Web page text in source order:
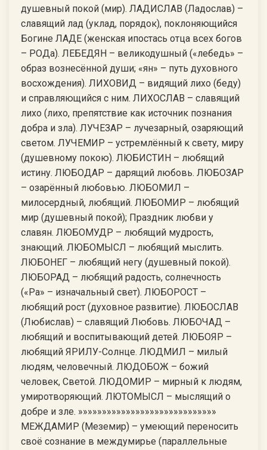
душевный покой (мир). ЛАДИСЛАВ (Ладослав) –
славящий лад (уклад, порядок), поклоняющийся
Богине ЛАДЕ (женская ипостась отца всех богов
– РОДа). ЛЕБЕДЯН – великодушный («лебедь» –
образ вознесённой души; «ян» – путь духовного
восхождения). ЛИХОВИД – видящий лихо (беду)
и справляющийся с ним. ЛИХОСЛАВ – славящий
лихо (лихо, препятствие как источник познания
добра и зла). ЛУЧЕЗАР – лучезарный, озаряющий
светом. ЛУЧЕМИР – устремлённый к свету, миру
(душевному покою). ЛЮБИСТИН – любящий
истину. ЛЮБОДАР – дарящий любовь. ЛЮБОЗАР
– озарённый любовью. ЛЮБОМИЛ –
милосердный, любящий. ЛЮБОМИР – любящий
мир (душевный покой); Праздник любви у
славян. ЛЮБОМУДР – любящий мудрость,
знающий. ЛЮБОМЫСЛ – любящий мыслить.
ЛЮБОНЕГ – любящий негу (душевный покой).
ЛЮБОРАД – любящий радость, солнечность
(«Ра» – изначальный свет). ЛЮБОРОСТ –
любящий рост (духовное развитие). ЛЮБОСЛАВ
(Любислав) – славящий Любовь. ЛЮБОЧАД –
любящий и воспитывающий детей. ЛЮБОЯР –
любящий ЯРИЛУ-Солнце. ЛЮДМИЛ – милый
людям, человечный. ЛЮДОБОЖ – божий
человек, Светой. ЛЮДОМИР – мирный к людям,
умиротворяющий. ЛЮТОМЫСЛ – мыслящий о
добре и зле. »»»»»»»»»»»»»»»»»»»»»»»»»»»»»
МЕЖДАМИР (Меземир) – умеющий переносить
своё сознание в междумирье (параллельные